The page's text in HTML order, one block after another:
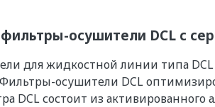
осушители DCL с
для жидкостной линии типа
осушители DCL
DCL состоит из